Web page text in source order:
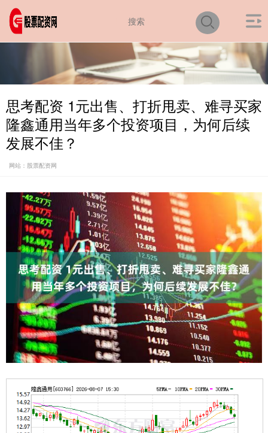
思考配资 1元出售、打折甩卖、难寻买家
隆鑫通用当年多个投资项目，为何后续
发展不佳？
网站：股票配资网